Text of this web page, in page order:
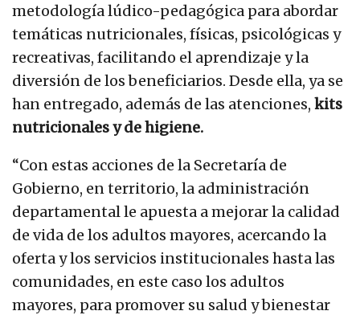
metodología lúdico-pedagógica para abordar
temáticas nutricionales, físicas, psicológicas y
recreativas, facilitando el aprendizaje y la
diversión de los beneficiarios. Desde ella, ya se
han entregado, además de las atenciones, kits
nutricionales y de higiene.
“Con estas acciones de la Secretaría de
Gobierno, en territorio, la administración
departamental le apuesta a mejorar la calidad
de vida de los adultos mayores, acercando la
oferta y los servicios institucionales hasta las
comunidades, en este caso los adultos
mayores, para promover su salud y bienestar